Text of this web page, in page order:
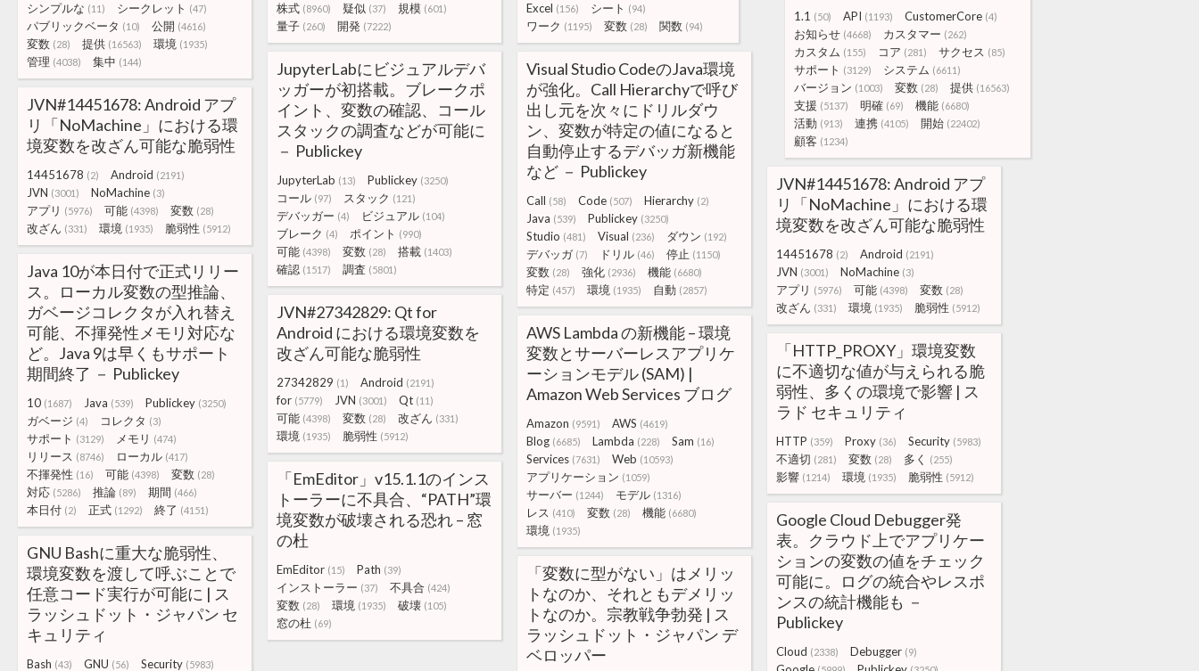
株式 (8960) 疑似 (37) 規模 (601)
量子 (260) 開発 (7222)
シンプルな (11) シークレット (47)
パブリックベータ (10) 公開 (4616)
変数 (28) 提供 (16563) 環境 (1935)
管理 (4038) 集中 (144)
1.1 (50) API (1193) CustomerCore (4)
お知らせ (4668) カスタマー (262)
カスタム (155) コア (281) サクセス (85)
サポート (3129) システム (6611)
バージョン (1003) 変数 (28) 提供 (16563)
支援 (5137) 明確 (69) 機能 (6680)
活動 (913) 連携 (4105) 開始 (22402)
顧客 (1234)
Excel (156) シート (94)
ワーク (1195) 変数 (28) 関数 (94)
JupyterLabにビジュアルデバ
ッガーが初搭載。ブレークポ
イント、変数の確認、コール
スタックの調査などが可能に
－ Publickey
JupyterLab (13) Publickey (3250)
コール (97) スタック (121)
デバッガー (4) ビジュアル (104)
ブレーク (4) ポイント (990)
可能 (4398) 変数 (28) 搭載 (1403)
確認 (1517) 調査 (5801)
Visual Studio CodeのJava環境
が強化。Call Hierarchyで呼び
出し元を次々にドリルダウ
ン、変数が特定の値になると
自動停止するデバッガ新機能
など － Publickey
Call (58) Code (507) Hierarchy (2)
Java (539) Publickey (3250)
Studio (481) Visual (236) ダウン (192)
デバッガ (7) ドリル (46) 停止 (1150)
変数 (28) 強化 (2936) 機能 (6680)
特定 (457) 環境 (1935) 自動 (2857)
JVN#14451678: Android アプ
リ「NoMachine」における環
境変数を改ざん可能な脆弱性
14451678 (2) Android (2191)
JVN (3001) NoMachine (3)
アプリ (5976) 可能 (4398) 変数 (28)
改ざん (331) 環境 (1935) 脆弱性 (5912)
JVN#14451678: Android アプ
リ「NoMachine」における環
境変数を改ざん可能な脆弱性
14451678 (2) Android (2191)
JVN (3001) NoMachine (3)
アプリ (5976) 可能 (4398) 変数 (28)
改ざん (331) 環境 (1935) 脆弱性 (5912)
Java 10が本日付で正式リリー
ス。ローカル変数の型推論、
ガベージコレクタが入れ替え
可能、不揮発性メモリ対応な
ど。Java 9は早くもサポート
期間終了 － Publickey
10 (1687) Java (539) Publickey (3250)
ガベージ (4) コレクタ (3)
サポート (3129) メモリ (474)
リリース (8746) ローカル (417)
不揮発性 (16) 可能 (4398) 変数 (28)
対応 (5286) 推論 (89) 期間 (466)
本日付 (2) 正式 (1292) 終了 (4151)
JVN#27342829: Qt for
Android における環境変数を
改ざん可能な脆弱性
27342829 (1) Android (2191)
for (5779) JVN (3001) Qt (11)
可能 (4398) 変数 (28) 改ざん (331)
環境 (1935) 脆弱性 (5912)
AWS Lambda の新機能 – 環境
変数とサーバーレスアプリケ
ーションモデル (SAM) |
Amazon Web Services ブログ
Amazon (9591) AWS (4619)
Blog (6685) Lambda (228) Sam (16)
Services (7631) Web (10593)
アプリケーション (1059)
サーバー (1244) モデル (1316)
レス (410) 変数 (28) 機能 (6680)
環境 (1935)
「HTTP_PROXY」環境変数
に不適切な値が与えられる脆
弱性、多くの環境で影響 | ス
ラド セキュリティ
HTTP (359) Proxy (36) Security (5983)
不適切 (281) 変数 (28) 多く (255)
影響 (1214) 環境 (1935) 脆弱性 (5912)
「EmEditor」v15.1.1のインス
トーラーに不具合、“PATH”環
境変数が破壊される恐れ – 窓
の杜
EmEditor (15) Path (39)
インストーラー (37) 不具合 (424)
変数 (28) 環境 (1935) 破壊 (105)
窓の杜 (69)
Google Cloud Debugger発
表。クラウド上でアプリケー
ションの変数の値をチェック
可能に。ログの統合やレスポ
ンスの統計機能も －
Publickey
Cloud (2338) Debugger (9)
GNU Bashに重大な脆弱性、
環境変数を渡して呼ぶことで
任意コード実行が可能に | ス
ラッシュドット・ジャパン セ
キュリティ
Bash (43) GNU (56) Security (5983)
「変数に型がない」はメリッ
トなのか、それともデメリッ
トなのか。宗教戦争勃発 | ス
ラッシュドット・ジャパン デ
ベロッパー